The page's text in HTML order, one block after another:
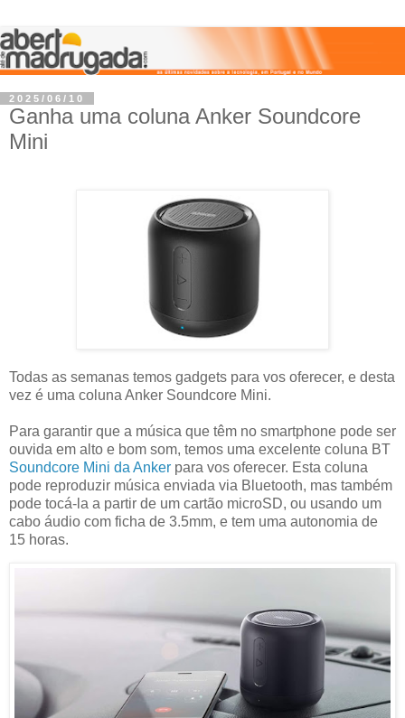
2025/06/10
Ganha uma coluna Anker Soundcore
Mini
Todas as semanas temos gadgets para vos oferecer, e desta
vez é uma coluna Anker Soundcore Mini.
Para garantir que a música que têm no smartphone pode ser
ouvida em alto e bom som, temos uma excelente coluna BT
Soundcore Mini da Anker para vos oferecer. Esta coluna
pode reproduzir música enviada via Bluetooth, mas também
pode tocá-la a partir de um cartão microSD, ou usando um
cabo áudio com ficha de 3.5mm, e tem uma autonomia de
15 horas.